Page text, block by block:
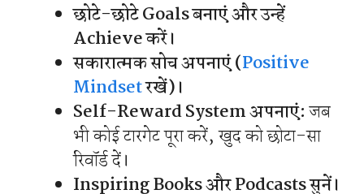
छोटे-छोटे Goals बनाएं और उन्हें
Achieve करें।
सकारात्मक सोच अपनाएं (Positive
Mindsetरखें)।
Self-Reward System अपनाएं:जब
भी कोई टारगेट पूरा करें, खुद को छोटा-सा
रिवॉर्ड दें।
Inspiring Books और Podcasts सुनें।